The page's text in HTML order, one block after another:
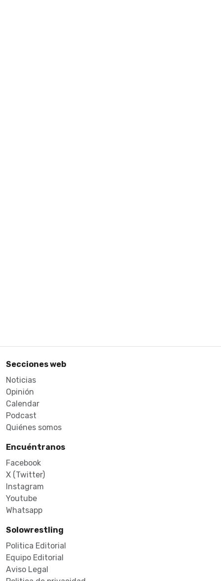
Secciones web
Noticias
Opinión
Calendar
Podcast
Quiénes somos
Encuéntranos
Facebook
X (Twitter)
Instagram
Youtube
Whatsapp
Solowrestling
Politica Editorial
Equipo Editorial
Aviso Legal